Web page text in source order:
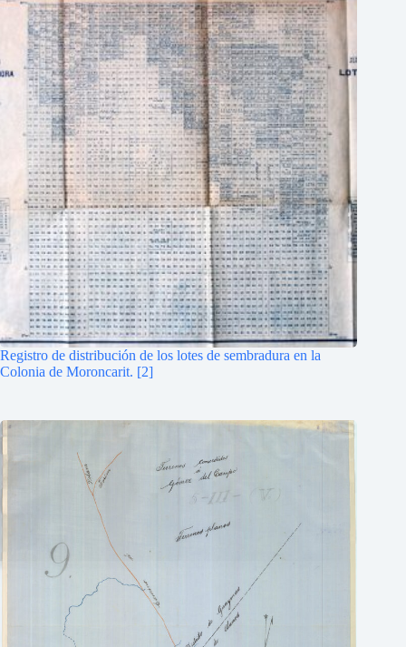
Registro de distribución de los lotes de sembradura en la
Colonia de Moroncarit. [2]